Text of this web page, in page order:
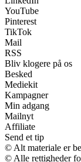
YouTube
Pinterest
TikTok
Mail
RSS
Bliv klogere på os
Besked
Mediekit
Kampagner
Min adgang
Mailnyt
Affiliate
Send et tip
© Alt materiale er
© Alle rettigheder